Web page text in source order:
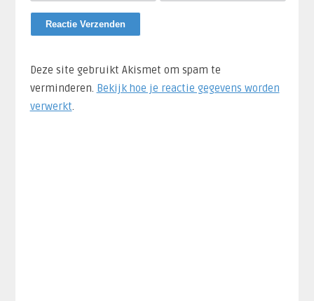
Deze site gebruikt Akismet om spam te
verminderen. Bekijk hoe je reactie gegevens worden
verwerkt.